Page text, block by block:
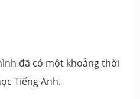
đã có một khoảng thời
Tiếng Anh.